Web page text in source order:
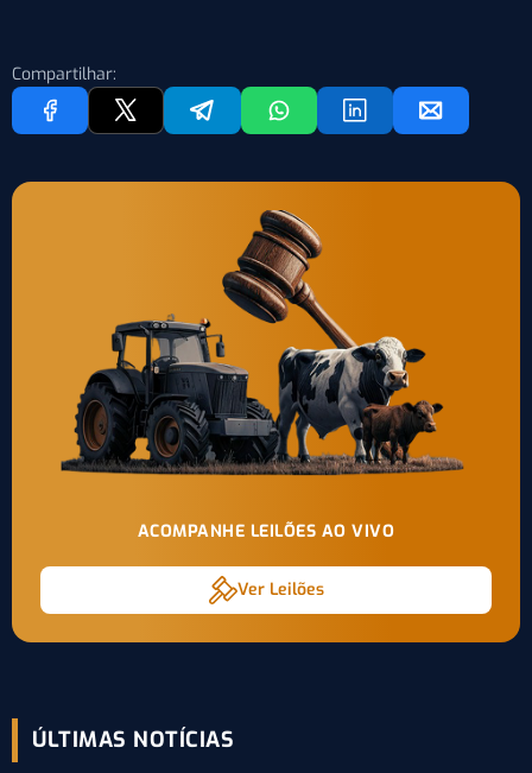
Compartilhar:
ACOMPANHE LEILÕES AO VIVO
Ver Leilões
ÚLTIMAS NOTÍCIAS